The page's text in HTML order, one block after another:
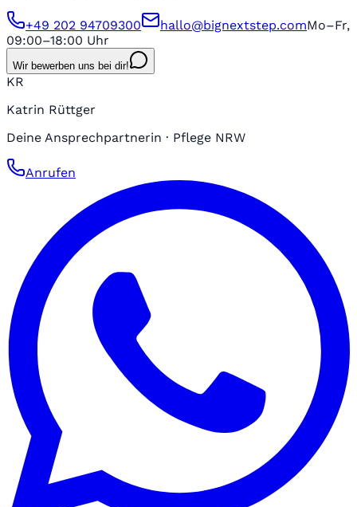
+49 202 94709300 hallo@bignextstep.comMo–Fr,
09:00–18:00 Uhr
Wir bewerben uns bei dir!
KR
Katrin Rüttger
Deine Ansprechpartnerin · Pflege NRW
Anrufen